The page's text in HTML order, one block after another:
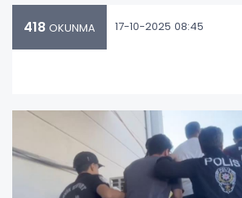
418 OKUNMA 17-10-2025 08:45